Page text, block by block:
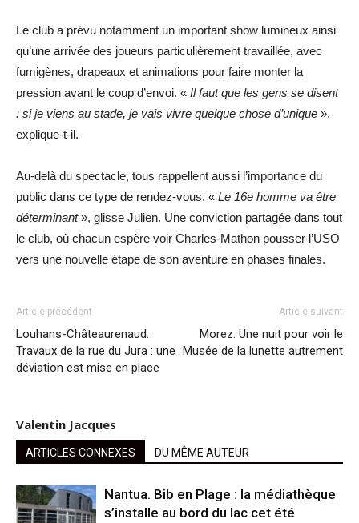
Le club a prévu notamment un important show lumineux ainsi
qu’une arrivée des joueurs particulièrement travaillée, avec
fumigènes, drapeaux et animations pour faire monter la
pression avant le coup d’envoi. « Il faut que les gens se disent
: si je viens au stade, je vais vivre quelque chose d’unique »,
explique-t-il.
Au-delà du spectacle, tous rappellent aussi l’importance du
public dans ce type de rendez-vous. « Le 16e homme va être
déterminant», glisse Julien. Une conviction partagée dans tout
le club, où chacun espère voir Charles-Mathon pousser l’USO
vers une nouvelle étape de son aventure en phases finales.
Article précédent
Louhans-Châteaurenaud.
Travaux de la rue du Jura : une
déviation est mise en place
Article suivant
Morez. Une nuit pour voir le
Musée de la lunette autrement
Valentin Jacques
ARTICLES CONNEXES DU MÊME AUTEUR
Nantua. Bib en Plage : la médiathèque
s’installe au bord du lac cet été